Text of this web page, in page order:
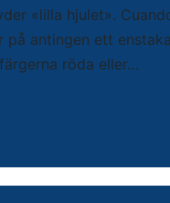
«lilla hjulet».
på antingen ett
röda eller…